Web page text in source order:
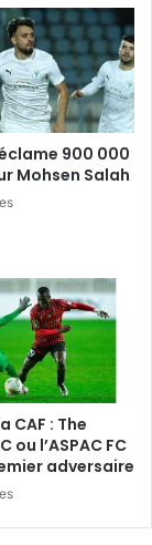
900 000
Mohsen Salah
CAF : The
ou l’ASPAC FC
adversaire